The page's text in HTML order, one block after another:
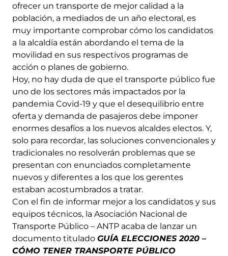
ofrecer un transporte de mejor calidad a la
población, a mediados de un año electoral, es
muy importante comprobar cómo los candidatos
a la alcaldía están abordando el tema de la
movilidad en sus respectivos programas de
acción o planes de gobierno.
Hoy, no hay duda de que el transporte público fue
uno de los sectores más impactados por la
pandemia Covid-19 y que el desequilibrio entre
oferta y demanda de pasajeros debe imponer
enormes desafíos a los nuevos alcaldes electos. Y,
solo para recordar, las soluciones convencionales y
tradicionales no resolverán problemas que se
presentan con enunciados completamente
nuevos y diferentes a los que los gerentes
estaban acostumbrados a tratar.
Con el fin de informar mejor a los candidatos y sus
equipos técnicos, la Asociación Nacional de
Transporte Público – ANTP acaba de lanzar un
documento titulado GUÍA ELECCIONES 2020 –
CÓMO TENER TRANSPORTE PÚBLICO